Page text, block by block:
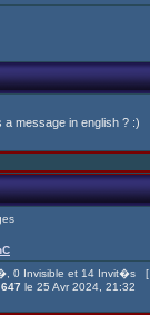
message in english ? :)
0 Invisible et 14 Invit�s [
647 le 25 Avr 2024, 21:32